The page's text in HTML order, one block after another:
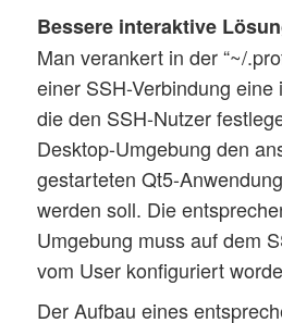
Bessere interaktive
Man verankert in der “~/
einer SSH-Verbindung
die den SSH-Nutzer
Desktop-Umgebung den
gestarteten Qt5-
werden soll. Die
Umgebung muss auf dem
vom User konfiguriert
Der Aufbau eines